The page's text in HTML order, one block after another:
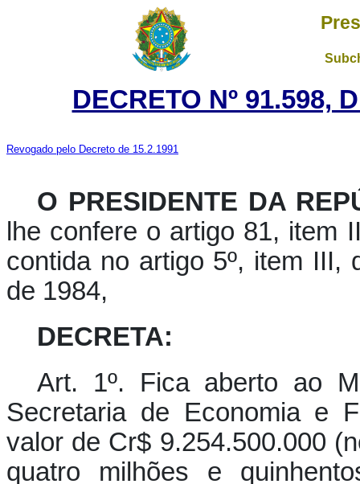
DECRETO Nº 91.598,
Revogado pelo Decreto de 15.2.1991
O PRESIDENTE DA
lhe confere o artigo 81, item
contida no artigo 5º, item III,
de 1984,
DECRETA:
Art. 1º. Fica aberto ao
Secretaria de Economia e
valor de Cr$ 9.254.500.000
quatro milhões e